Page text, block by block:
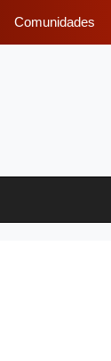
Comunidades